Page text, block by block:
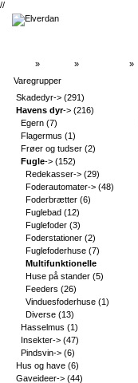
//
» » »
Varegrupper
Skadedyr-> (291)
Havens dyr-> (216)
Egern (7)
Flagermus (1)
Frøer og tudser (2)
Fugle-> (152)
Redekasser-> (29)
Foderautomater-> (48)
Foderbrætter (6)
Fuglebad (12)
Fuglefoder (3)
Foderstationer (2)
Fuglefoderhuse (7)
Multifunktionelle
Huse på stander (5)
Feeders (26)
Vinduesfoderhuse (1)
Diverse (13)
Hasselmus (1)
Insekter-> (47)
Pindsvin-> (6)
Hus og have (6)
Gaveideer-> (44)